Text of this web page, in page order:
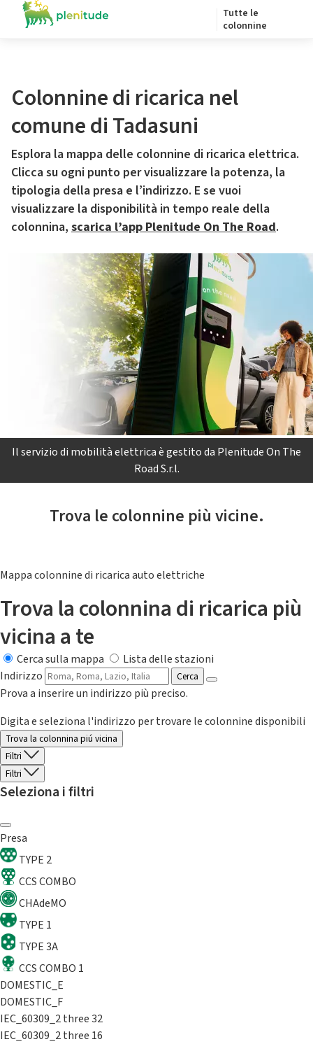
Tutte le
colonnine
Colonnine di ricarica nel
comune di Tadasuni
Esplora la mappa delle colonnine di ricarica elettrica.
Clicca su ogni punto per visualizzare la potenza, la
tipologia della presa e l’indirizzo. E se vuoi
visualizzare la disponibilità in tempo reale della
colonnina, scarica l’app Plenitude On The Road.
Il servizio di mobilità elettrica è gestito da Plenitude On The
Road S.r.l.
Trova le colonnine più vicine.
Mappa colonnine di ricarica auto elettriche
Trova la colonnina di ricarica più
vicina a te
Cerca sulla mappa
Lista delle stazioni
Indirizzo
Cerca
Prova a inserire un indirizzo più preciso.
Digita e seleziona l'indirizzo per trovare le colonnine disponibili
Trova la colonnina piú vicina
Filtri
Filtri
Seleziona i filtri
Presa
TYPE 2
CCS COMBO
CHAdeMO
TYPE 1
TYPE 3A
CCS COMBO 1
DOMESTIC_E
DOMESTIC_F
IEC_60309_2 three 32
IEC_60309_2 three 16